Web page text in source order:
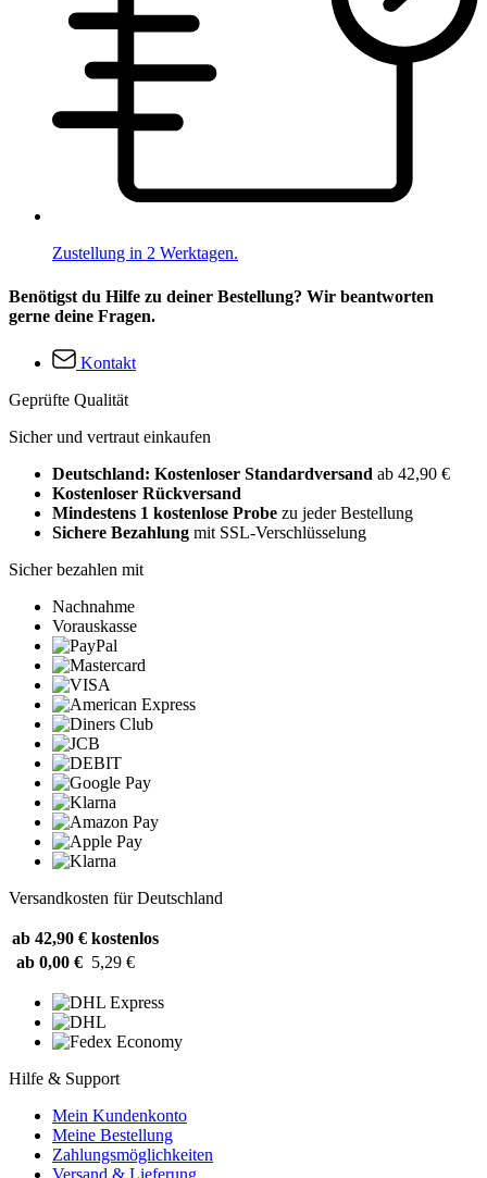
Zustellung in 2 Werktagen.
Benötigst du Hilfe zu deiner Bestellung? Wir beantworten
gerne deine Fragen.
Kontakt
Geprüfte Qualität
Sicher und vertraut einkaufen
Deutschland: Kostenloser Standardversand ab 42,90 €
Kostenloser Rückversand
Mindestens 1 kostenlose Probe zu jeder Bestellung
Sichere Bezahlung mit SSL-Verschlüsselung
Sicher bezahlen mit
Nachnahme
Vorauskasse
Versandkosten für Deutschland
ab 42,90 € kostenlos
ab 0,00 € 5,29 €
Hilfe & Support
Mein Kundenkonto
Meine Bestellung
Zahlungsmöglichkeiten
Versand & Lieferung